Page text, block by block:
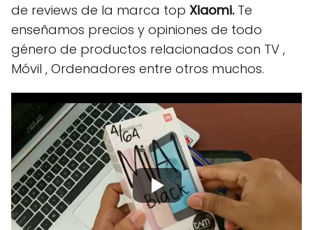
de reviews de la marca top Xiaomi.Te
enseñamos precios y opiniones de todo
género de productos relacionados con TV ,
Móvil , Ordenadores entre otros muchos.